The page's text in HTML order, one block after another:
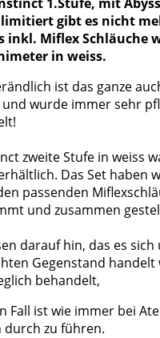
limitiert gibt es nicht
inkl. Miflex Schläuche
in weiss.
ist das ganze
wurde immer sehr
zweite Stufe in weiss
Das Set haben
passenden
und zusammen
darauf hin, das es sich
Gegenstand handelt
behandelt,
Fall ist wie immer bei
durch zu führen.